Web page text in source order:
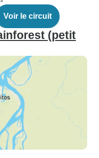
Voir le circuit
(petit